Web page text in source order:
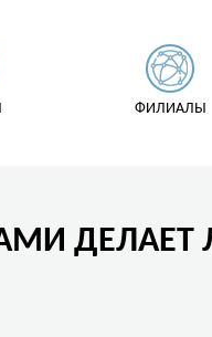
ФИЛИАЛЫ